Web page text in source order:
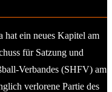
hat ein neues Kapitel am
für Satzung und
Verbandes (SHFV) am
verlorene Partie des